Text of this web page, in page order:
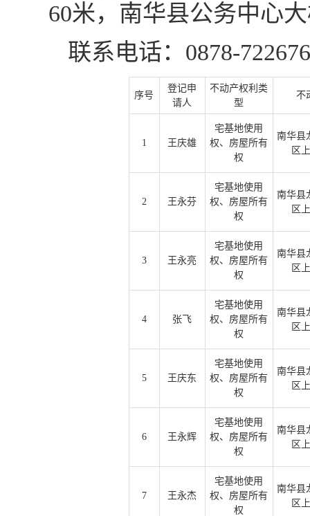
60米，南华县公务中心
联系电话：0878-
序号
登记申
请人
不动产权利类
型
不
1 王庆雄
宅基地使用
权、房屋所有
权
南华县
区
2 王永芬
宅基地使用
权、房屋所有
权
南华县
区
3 王永亮
宅基地使用
权、房屋所有
权
南华县
区
4 张飞
宅基地使用
权、房屋所有
权
南华县
区
5 王庆东
宅基地使用
权、房屋所有
权
南华县
区
6 王永辉
宅基地使用
权、房屋所有
权
南华县
区
7 王永杰
宅基地使用
权、房屋所有
权
南华县
区